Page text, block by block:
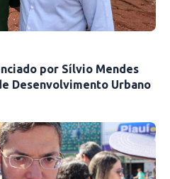
por Sílvio Mendes
Desenvolvimento Urbano